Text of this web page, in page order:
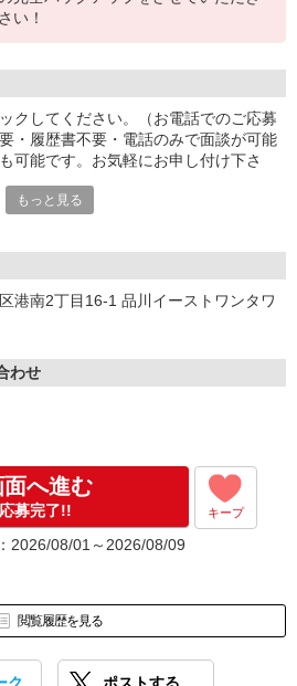
い！
クしてください。（お電話でのご応募
・履歴書不要・電話のみで面談が可能
可能です。お気軽にお申し付け下さ
もっと見る
港南2丁目16-1 品川イーストワンタワ
わせ
へ進む
募完了!! キープ
2026/08/01～2026/08/09
閲覧履歴を見る